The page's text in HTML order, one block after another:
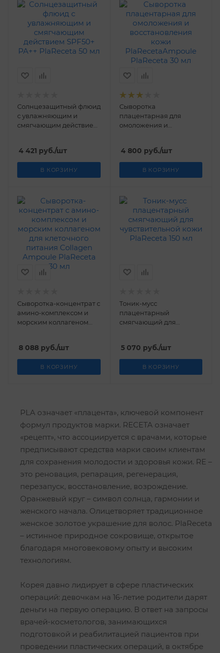
Солнцезащитный флюид
с увлажняющим и
смягчающим действием
4 421 руб./шт
В КОРЗИНУ
Сыворотка
плацентарная для
омоложения и
PlaReceta 30 мл
4 800 руб./шт
В КОРЗИНУ
Сыворотка-концентрат с
амино-комплексом и
морским коллагеном
PlaReceta 30 мл
8 088 руб./шт
В КОРЗИНУ
Тоник-мусс
плацентарный
смягчающий для
5 070 руб./шт
В КОРЗИНУ
PLA означает «плацента», ключевой компонент
формул продуктов марки. RECETA означает
«рецепт», что ассоциируется с врачами, которые
предписывают средства марки своим клиентам
для сохранения молодости и здоровья кожи. RE –
это реновация, репарация, регенерация,
перезапуск, восстановление, возрождение.
Оранжевый круг – символ солнца, гармонии и
женского начала. Олицетворяет традиционное
женское золотое украшение для волос. PlaReceta
– истинное природное сокровище, открытое
благодаря многовековому опыту и высоким
технологиям.
Корея давно лидирует в сфере пластических
операций: девочкам на 16-летие родители дарят
деньги на первую операцию. В ответ на запросы
врачей-косметологов, занимающихся
подготовкой и реабилитацией пациентов при
проведении пластических операций, в октябре